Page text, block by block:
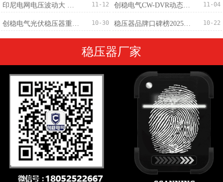
11-12 11-04
10-30 10-22
稳压器厂家